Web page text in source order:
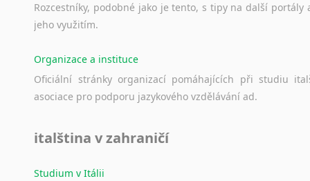
Lezginština
Lingala
Lotyšština
Luba
Makedonština
Malgaština
Maltština
Rozcestníky, podobné jako je tento, s tipy na další portály
jeho využitím.
Organizace a instituce
Oficiální stránky organizací pomáhajících při studiu
asociace pro podporu jazykového vzdělávání ad.
italština v zahraničí
Studium v Itálii